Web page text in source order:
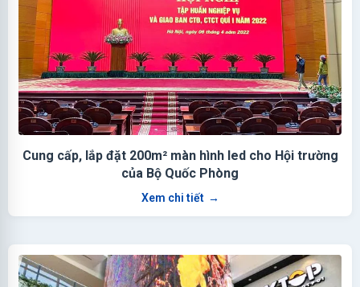
Cung cấp, lắp đặt 200m² màn hình led cho Hội trường
của Bộ Quốc Phòng
Xem chi tiết →